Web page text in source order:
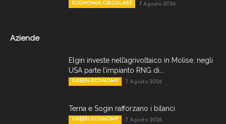
ECONOMIA CIRCOLARE 7 Agosto 2026
Aziende
Elgin investe nell’agrivoltaico in Molise, negli
USA parte l’impianto RNG di...
GREEN ECONOMY 7 Agosto 2026
Terna e Sogin rafforzano i bilanci
GREEN ECONOMY 7 Agosto 2026